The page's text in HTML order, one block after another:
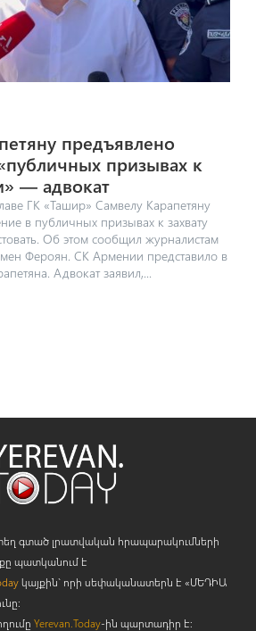
предъявлено
призывах к
— адвокат
ГК «Ташир» Самвелу Карапетяну
в публичных призывах к захвату
Об этом сообщил журналистам
Фероян. СК Армении представило в
Адвокат заявил,...
տեղ գտած լրատվական հրապարակումների
պատկանում է
կայքին` որի սեփականատերն է «ՄԵԴԻԱ
Yerevan.Today-ին պարտադիր է: